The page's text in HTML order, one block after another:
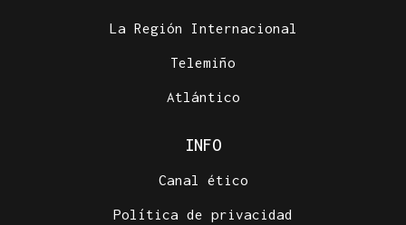
La Región Internacional
Telemiño
Atlántico
INFO
Canal ético
Política de privacidad